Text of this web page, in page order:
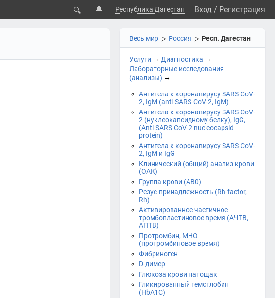
🔍 🔔 Республика Дагестан Вход / Регистрация
Весь мир ▷ Россия ▷ Респ. Дагестан
Услуги → Диагностика →
Лабораторные исследования
(анализы) →
Антитела к коронавирусу SARS-CoV-
2, IgM (anti-SARS-CoV-2, IgM)
Антитела к коронавирусу SARS-CoV-
2 (нуклеокапсидному белку), IgG,
(Anti-SARS-CoV-2 nucleocapsid
protein)
Антитела к коронавирусу SARS-CoV-
2, IgM и IgG
Клинический (общий) анализ крови
(ОАК)
Группа крови (АВ0)
Резус-принадлежность (Rh-factor,
Rh)
Активированное частичное
тромбопластиновое время (АЧТВ,
АПТВ)
Протромбин, МНО
(протромбиновое время)
Фибриноген
D-димер
Глюкоза крови натощак
Гликированный гемоглобин
(HbA1С)